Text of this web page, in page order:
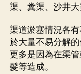
渠、糞渠、沙井大
渠道淤塞情況各
於大量不易分解
更多是因為在渠
髮等造成。